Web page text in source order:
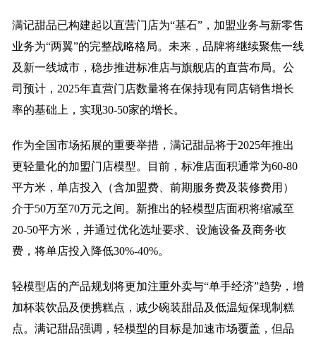
满记甜品已构建起以直营门店为“基石”，加盟业务与新零售
业务为“两翼”的完整战略格局。未来，品牌将继续聚焦一线
及新一线城市，稳步推进标准店与旗舰店的直营布局。公
司预计，2025年直营门店数量将在保持现有同店销售增长
率的基础上，实现30-50家的增长。
作为全国市场拓展的重要举措，满记甜品将于2025年推出
更轻量化的加盟门店模型。目前，标准店面积通常为60-80
平方米，单店投入（含加盟费、前期服务费及装修费用）
介于50万至70万元之间。新推出的轻模型店面积将缩减至
20-50平方米，并通过优化选址要求、设施设备及商务收
费，将单店投入降低30%-40%。
轻模型店的产品规划将更加注重外卖与“单手经济”趋势，增
加杯装饮品及便携糕点，减少碗装甜品及低温短保现制糕
点。满记甜品强调，轻模型的目标是加速市场覆盖，但品